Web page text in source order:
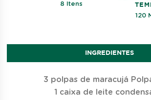
8 Itens
120
INGREDIENTES
3 polpas de maracujá
1 caixa de leite